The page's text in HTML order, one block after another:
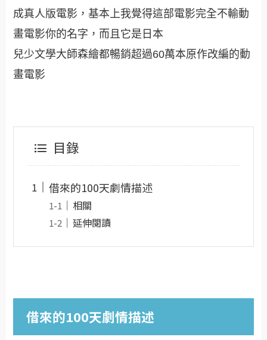
成真人版電影，基本上我覺得這部電影完全不輸動
畫電影你的名字，而且它是日本
兒少文學大師森繪都暢銷超過60萬本原作改編的動
畫電影
目錄
借來的100天劇情描述
相關
延伸閱讀
借來的100天劇情描述